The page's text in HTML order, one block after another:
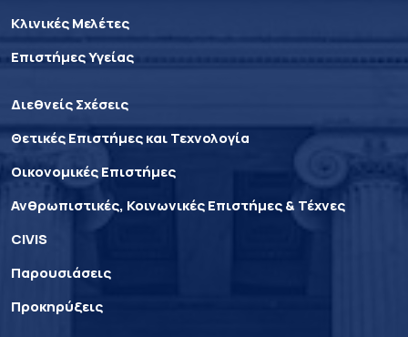
Κλινικές Μελέτες
Επιστήμες Υγείας
Διεθνείς Σχέσεις
Θετικές Επιστήμες και Τεχνολογία
Οικονομικές Επιστήμες
Ανθρωπιστικές, Κοινωνικές Επιστήμες & Τέχνες
CIVIS
Παρουσιάσεις
Προκηρύξεις